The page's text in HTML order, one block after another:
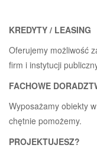
KREDYTY / LEASING
Oferujemy możliwość
firm i instytucji
FACHOWE
Wyposażamy obiekty
chętnie pomożemy.
PROJEKTUJESZ?